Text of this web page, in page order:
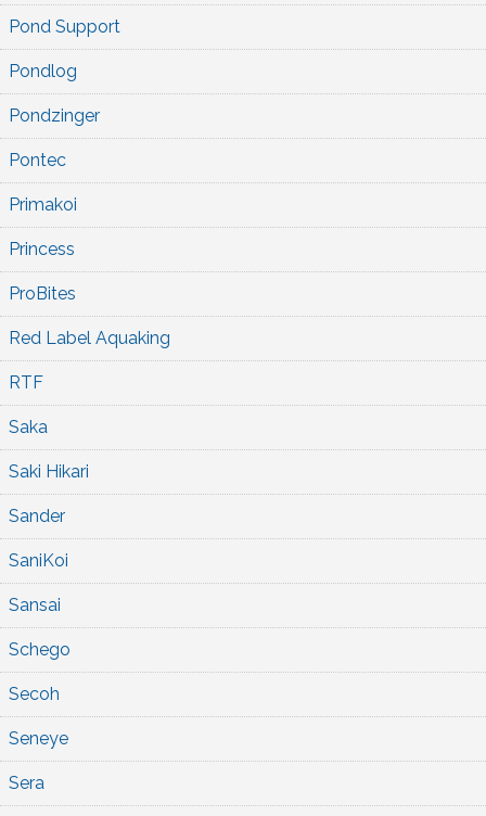
Pond Support
Pondlog
Pondzinger
Pontec
Primakoi
Princess
ProBites
Red Label Aquaking
RTF
Saka
Saki Hikari
Sander
SaniKoi
Sansai
Schego
Secoh
Seneye
Sera